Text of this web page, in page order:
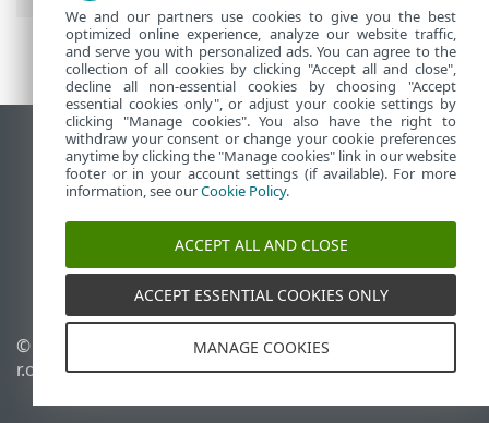
Afficher le site pour ordinateur de bureau
End of Life
Base de connaissances ESET
Forum ESET
ESET Status Portal
Assistance régionale
© 1992 - 2026 ESET, spol. s
r.o. - Tous droits réservés.
Gérer les témoins
Politique relative aux
We and our partners use cookies to give you the best
optimized online experience, analyze our website traffic,
and serve you with personalized ads. You can agree to the
collection of all cookies by clicking "Accept all and close",
decline all non-essential cookies by choosing "Accept
essential cookies only", or adjust your cookie settings by
clicking "Manage cookies". You also have the right to
withdraw your consent or change your cookie preferences
anytime by clicking the "Manage cookies" link in our website
footer or in your account settings (if available). For more
information, see ourCookie Policy.
ACCEPT ALL AND CLOSE
ACCEPT ESSENTIAL COOKIES ONLY
MANAGE COOKIES